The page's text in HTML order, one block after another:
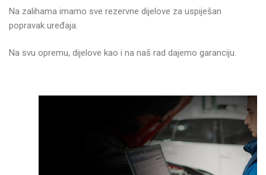
Na zalihama imamo sve rezervne dijelove za uspiješan
popravak uređaja.
Na svu opremu, dijelove kao i na naš rad dajemo garanciju.